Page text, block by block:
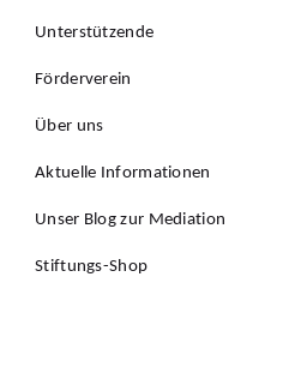
Unterstützende
Förderverein
Über uns
Aktuelle Informationen
Unser Blog zur Mediation
Stiftungs-Shop